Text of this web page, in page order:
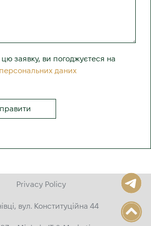
заявку, ви погоджуєтеся на
персональних даних
Privacy Policy
вул. Конституційна 44